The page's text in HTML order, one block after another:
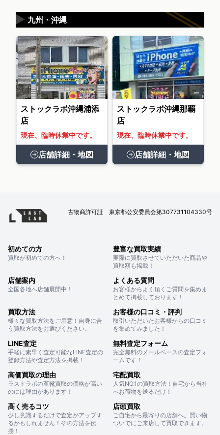
九州・沖縄
▶
ストックラボ沖縄浦添
店
現在、臨時休業中です。
店舗詳細・地図
ストックラボ沖縄那覇
店
現在、臨時休業中です。
店舗詳細・地図
古物商許可証 東京都公安委員会第307731104330号
初めての方
買取が初めての方へ！
豊富な買取実績
実際に買取させていただいた商品や
買取額も掲載！
店舗案内
全国各地へ店舗展開中！
よくある質問
お客様からよく頂くご質問を集めま
とめて掲載しております！
買取方法
様々な買取方法をご用意！自身に合
う買取方法をお選びください。
お客様の口コミ・評判
取引いただいたお客様からの口コミ
を集めてみました！
LINE査定
手軽に素早く査定可能なLINE査定の
登録方法や査定方法を掲載！
無料査定フォーム
完全無料のメールベースの査定フォ
ームです！
高価買取の理由
ラストラボの革靴買取の価格が高い
のには理由があります！
宅配買取
人気NO.1の買取方法！自宅から当社
へお荷物を送るだけ！
高く売るコツ
少し意識するだけで査定がアップす
るかもしれません！その方法を伝
授！
店頭買取
ご自宅から最寄りの店舗へ。買い物
ついでにご来店して買取できます。